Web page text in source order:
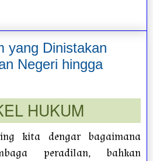
yang Dinistakan
Negeri hingga
HUKUM
kita dengar bagaimana
peradilan, bahkan